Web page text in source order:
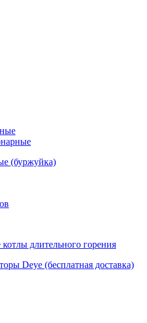
(буржуйка)
длительного горения
Deye (бесплатная доставка)